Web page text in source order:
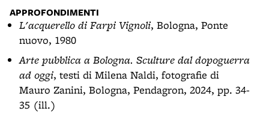
APPROFONDIMENTI
L'acquerello di Farpi Vignoli, Bologna, Ponte
nuovo, 1980
Arte pubblica a Bologna. Sculture dal dopoguerra
ad oggi, testi di Milena Naldi, fotografie di
Mauro Zanini, Bologna, Pendagron, 2024, pp. 34-
35 (ill.)